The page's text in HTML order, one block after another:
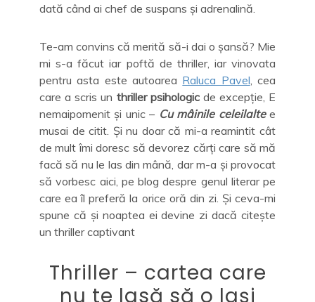
dată când ai chef de suspans și adrenalină.
Te-am convins că merită să-i dai o șansă? Mie
mi s-a făcut iar poftă de thriller, iar vinovata
pentru asta este autoarea Raluca Pavel, cea
care a scris un thriller psihologicde excepție, E
nemaipomenit și unic – Cu mâinile celeilaltee
musai de citit. Și nu doar că mi-a reamintit cât
de mult îmi doresc să devorez cărți care să mă
facă să nu le las din mână, dar m-a și provocat
să vorbesc aici, pe blog despre genul literar pe
care ea îl preferă la orice oră din zi. Și ceva-mi
spune că și noaptea ei devine zi dacă citește
un thriller captivant
Thriller – cartea care
nu te lasă să o lași